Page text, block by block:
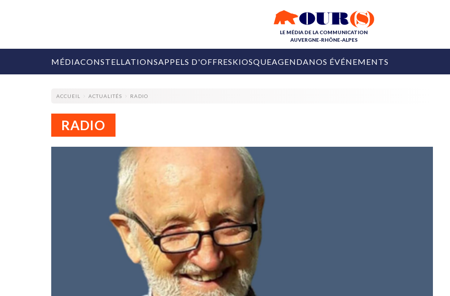
LE MÉDIA DE LA COMMUNICATION
AUVERGNE-RHÔNE-ALPES
MÉDIA
COLLECTIVITÉS
MANAGEMENT
ÉVÉNEMENTIELS
COLLECTIVITÉS
PUBLIÉ LE
Ardèche
Tourisme lance
Ardèche Trip
Planner
COLLECTIVITÉS
PUBLIÉ LE
Amandine Burret
rejoint Sainte-Foy-
lès-Lyon
la déconnexion, en digital et au
marketing et communication,
CONSTELLATIONSAPPELS D'OFFRESKIOSQUEAGENDANOS ÉVÉNEMENTS
ACCUEIL ACTUALITÉS RADIO
RADIO